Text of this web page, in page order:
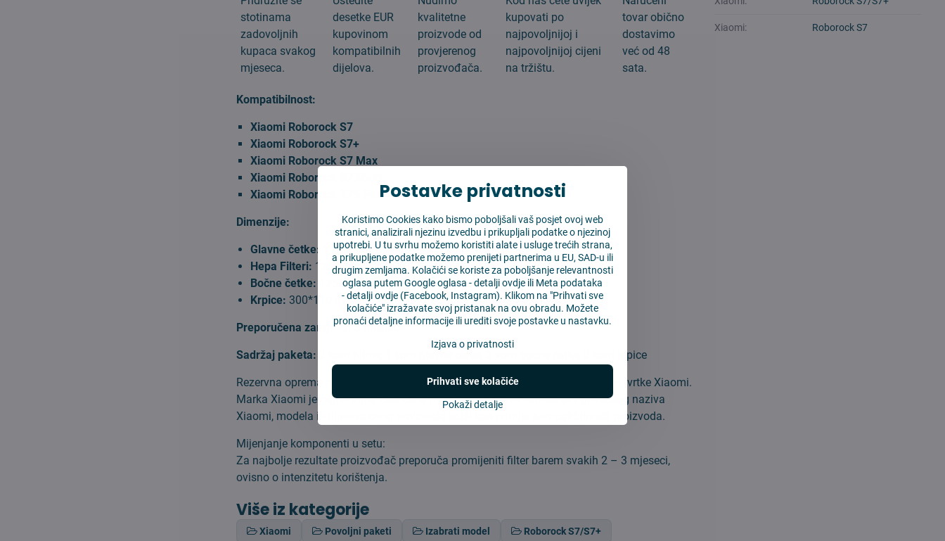
stotinama
zadovoljnih
kupaca svakog
mjeseca.
desetke EUR
kupovinom
kompatibilnih
dijelova.
kvalitetne
proizvode od
provjerenog
proizvođača.
kupovati po
najpovoljnijoj i
najpovoljnijoj cijeni
na tržištu.
tovar obično
dostavimo
već od 48
sata.
Kompatibilnost:
Xiaomi Roborock S7
Xiaomi Roborock S7+
Xiaomi Roborock S7 Max
Xiaomi Roborock S7 Maxv
Xiaomi Roborock T7S Plus
Dimenzije:
Glavne četke:
195*35 mm
Hepa Filteri: 135*57 mm
Bočne četke: 135*65 mm
Krpice: 300*110 mm
Preporučena zamjena:3 mesiace
Sadržaj paketa: 2 kom filtrov, 1 kom glavne četke, 2 kom bočne četke, 2 kom krpice
Rezervna oprema nije originalan proizvod Xiaomi te za nju ne važi jamstvo od tvrtke Xiaomi.
Marka Xiaomi je registrirana zaštićena marka i bilo kakvo korištenje trgovačkog naziva
Xiaomi, modela ili dijelova ovog proizvoda služi kao primjer kompatibilnosti proizvoda.
Mijenjanje komponenti u setu:
Za najbolje rezultate proizvođač preporuča promijeniti filter barem svakih 2 – 3 mjeseci,
ovisno o intenzitetu korištenja.
Više iz kategorije
Xiaomi Povoljni paketi Izabrati model Roborock S7/S7+
Xiaomi: Roborock S7
Postavke privatnosti
Koristimo Cookies kako bismo poboljšali vaš posjet ovoj web
stranici, analizirali njezinu izvedbu i prikupljali podatke o njezinoj
upotrebi. U tu svrhu možemo koristiti alate i usluge trećih strana,
a prikupljene podatke možemo prenijeti partnerima u EU, SAD-u ili
drugim zemljama. Kolačići se koriste za poboljšanje relevantnosti
oglasa putem Google oglasa -detalji ovdje ili Meta podataka
-detalji ovdje (Facebook, Instagram). Klikom na "Prihvati sve
kolačiće" izražavate svoj pristanak na ovu obradu. Možete
pronaći detaljne informacije ili urediti svoje postavke u nastavku.
Izjava o privatnosti
Pokaži detalje
Prihvati sve kolačiće